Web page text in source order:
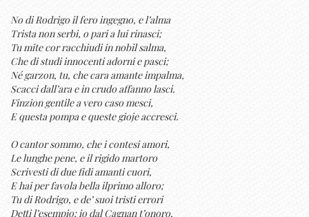
No di Rodrigo il fero ingegno, e l’alma
Trista non serbi, o pari a lui rinasci;
Tu mite cor racchiudi in nobil salma,
Che di studi innocenti adorni e pasci;
Né garzon, tu, che cara amante impalma,
Scacci dall’ara e in crudo affanno lasci.
Finzion gentile a vero caso mesci,
E questa pompa e queste gioje accresci.
O cantor sommo, che i contesi amori,
Le lunghe pene, e il rigido martoro
Scrivesti di due fidi amanti cuori,
E hai per favola bella ilprimo alloro;
Tu di Rodrigo, e de’ suoi tristi errori
Detti l’esempio; io dal Cagnan t’onoro,